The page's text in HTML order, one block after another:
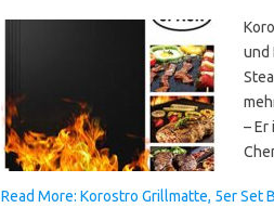
und
–
Read More: Korostro Grillmatte, 5er